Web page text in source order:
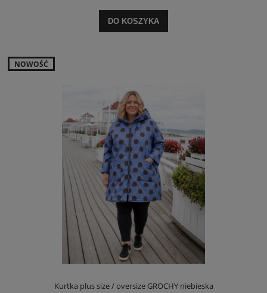
DO KOSZYKA
Kurtka plus size / oversize GROCHY niebieska
NOWOŚĆ